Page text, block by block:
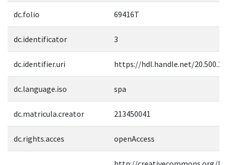
dc.folio 69416T
dc.identificator 3
dc.identifier.uri https://hdl.handle.net/
dc.language.iso spa
dc.matricula.creator 213450041
dc.rights.acces openAccess